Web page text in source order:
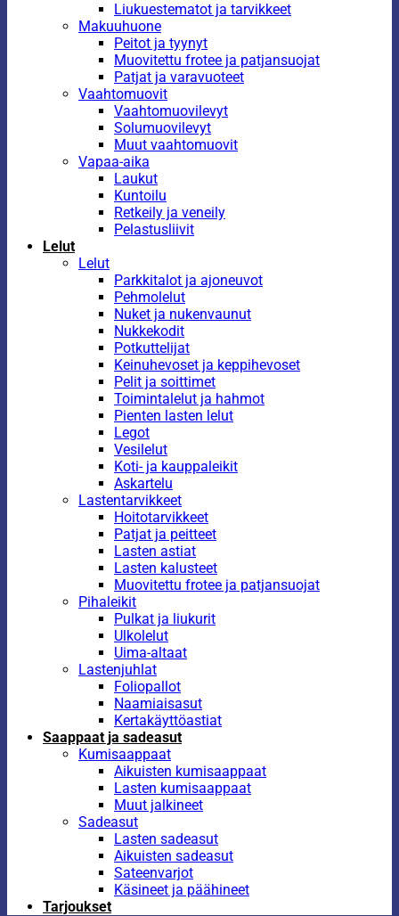
Liukuestematot ja tarvikkeet
Makuuhuone
Peitot ja tyynyt
Muovitettu frotee ja patjansuojat
Patjat ja varavuoteet
Vaahtomuovit
Vaahtomuovilevyt
Solumuovilevyt
Muut vaahtomuovit
Vapaa-aika
Laukut
Kuntoilu
Retkeily ja veneily
Pelastusliivit
Lelut
Lelut
Parkkitalot ja ajoneuvot
Pehmolelut
Nuket ja nukenvaunut
Nukkekodit
Potkuttelijat
Keinuhevoset ja keppihevoset
Pelit ja soittimet
Toimintalelut ja hahmot
Pienten lasten lelut
Legot
Vesilelut
Koti- ja kauppaleikit
Askartelu
Lastentarvikkeet
Hoitotarvikkeet
Patjat ja peitteet
Lasten astiat
Lasten kalusteet
Muovitettu frotee ja patjansuojat
Pihaleikit
Pulkat ja liukurit
Ulkolelut
Uima-altaat
Lastenjuhlat
Foliopallot
Naamiaisasut
Kertakäyttöastiat
Saappaat ja sadeasut
Kumisaappaat
Aikuisten kumisaappaat
Lasten kumisaappaat
Muut jalkineet
Sadeasut
Lasten sadeasut
Aikuisten sadeasut
Sateenvarjot
Käsineet ja päähineet
Tarjoukset